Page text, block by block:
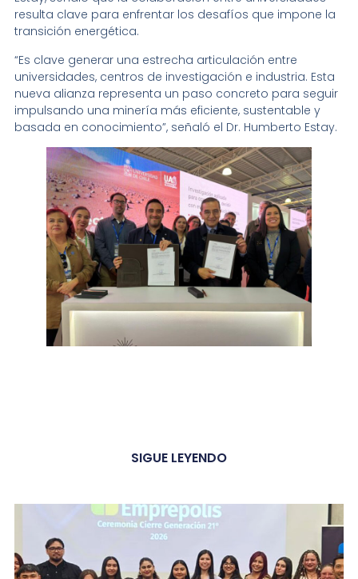
resulta clave para enfrentar los desafíos que impone la
transición energética.
“Es clave generar una estrecha articulación entre
universidades, centros de investigación e industria. Esta
nueva alianza representa un paso concreto para seguir
impulsando una minería más eficiente, sustentable y
basada en conocimiento”, señaló el Dr. Humberto Estay.
SIGUE LEYENDO